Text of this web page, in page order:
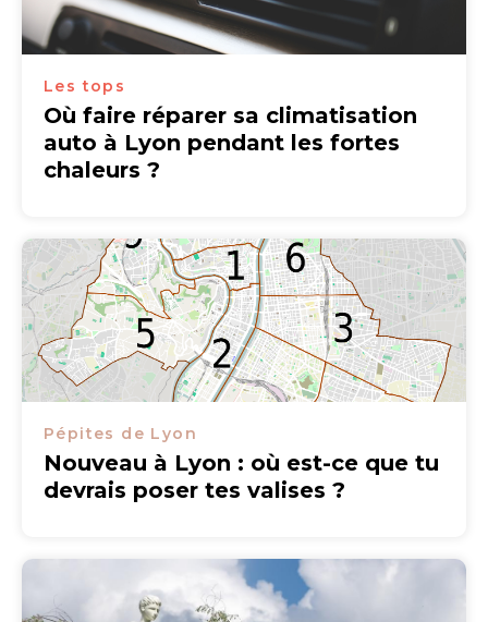
Les tops
Où faire réparer sa climatisation
auto à Lyon pendant les fortes
chaleurs ?
Pépites de Lyon
Nouveau à Lyon : où est-ce que tu
devrais poser tes valises ?